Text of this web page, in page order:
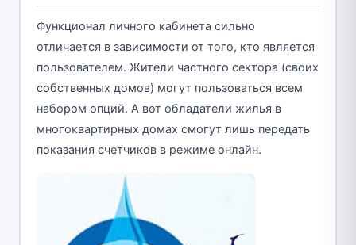
Функционал личного кабинета сильно
отличается в зависимости от того, кто является
пользователем. Жители частного сектора (своих
собственных домов) могут пользоваться всем
набором опций. А вот обладатели жилья в
многоквартирных домах смогут лишь передать
показания счетчиков в режиме онлайн.